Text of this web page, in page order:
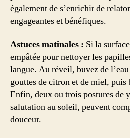
également de s’enrichir de
engageantes et bénéfiques.
Astuces matinales : Si la
empâtée pour nettoyer les
langue. Au réveil, buvez de
gouttes de citron et de miel, puis
Enfin, deux ou trois postures de
salutation au soleil, peuvent
douceur.